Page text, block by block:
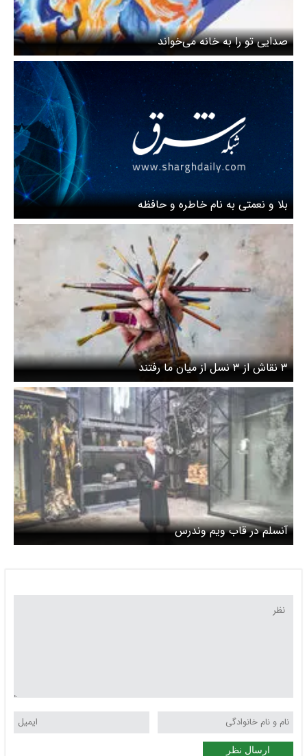
صدایی تو را به خانه می‌خواند
بلا و نعمتی به نام خاطره و حافظه
۳ نقاش از ۳ نسل از میان ما رفتند
آنسلم در قاب ویم وندرس
ارسال نظر